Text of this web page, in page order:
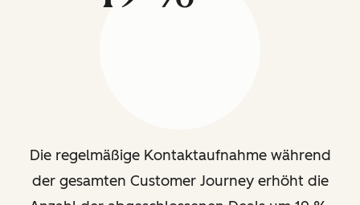
Die regelmäßige Kontaktaufnahme während
der gesamten Customer Journey erhöht die